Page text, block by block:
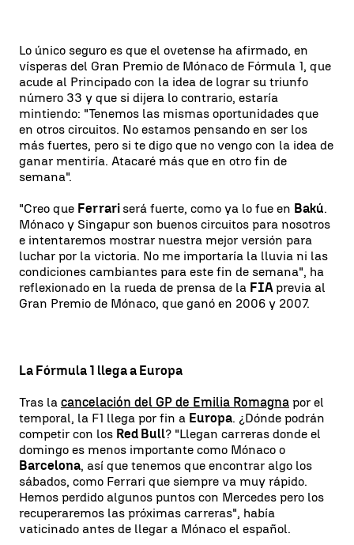
Lo único seguro es que el ovetense ha afirmado, en
vísperas del Gran Premio de Mónaco de Fórmula 1, que
acude al Principado con la idea de lograr su triunfo
número 33 y que si dijera lo contrario, estaría
mintiendo: "Tenemos las mismas oportunidades que
en otros circuitos. No estamos pensando en ser los
más fuertes, pero si te digo que no vengo con la idea de
ganar mentiría. Atacaré más que en otro fin de
semana".
"Creo que Ferrari será fuerte, como ya lo fue en Bakú.
Mónaco y Singapur son buenos circuitos para nosotros
e intentaremos mostrar nuestra mejor versión para
luchar por la victoria. No me importaría la lluvia ni las
condiciones cambiantes para este fin de semana", ha
reflexionado en la rueda de prensa de la FIA previa al
Gran Premio de Mónaco, que ganó en 2006 y 2007.
La Fórmula 1 llega a Europa
Tras la cancelación del GP de Emilia Romagna por el
temporal, la F1 llega por fin a Europa. ¿Dónde podrán
competir con los Red Bull? "Llegan carreras donde el
domingo es menos importante como Mónaco o
Barcelona, así que tenemos que encontrar algo los
sábados, como Ferrari que siempre va muy rápido.
Hemos perdido algunos puntos con Mercedes pero los
recuperaremos las próximas carreras", había
vaticinado antes de llegar a Mónaco el español.